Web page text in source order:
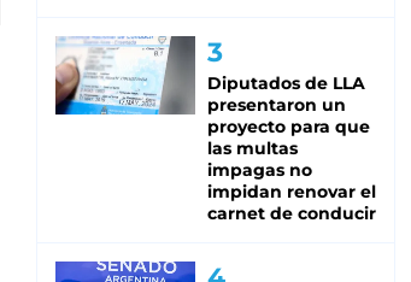
Diputados de LLA
presentaron un
proyecto para que
las multas
impagas no
impidan renovar el
carnet de conducir